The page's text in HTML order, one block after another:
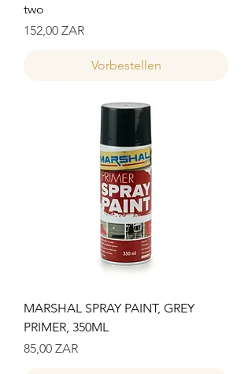
two
Preis
152,00 ZAR
Vorbestellen
MARSHAL SPRAY PAINT, GREY
PRIMER, 350ML
Preis
85,00 ZAR